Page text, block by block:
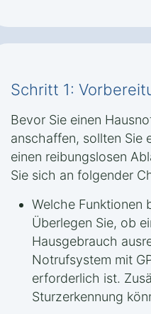
Schritt 1:
Bevor Sie einen
anschaffen, sollten Sie
einen reibungslosen
Sie sich an folgender
Welche Funktionen
Überlegen Sie, ob
Hausgebrauch
Notrufsystem mit
erforderlich ist.
Sturzerkennung